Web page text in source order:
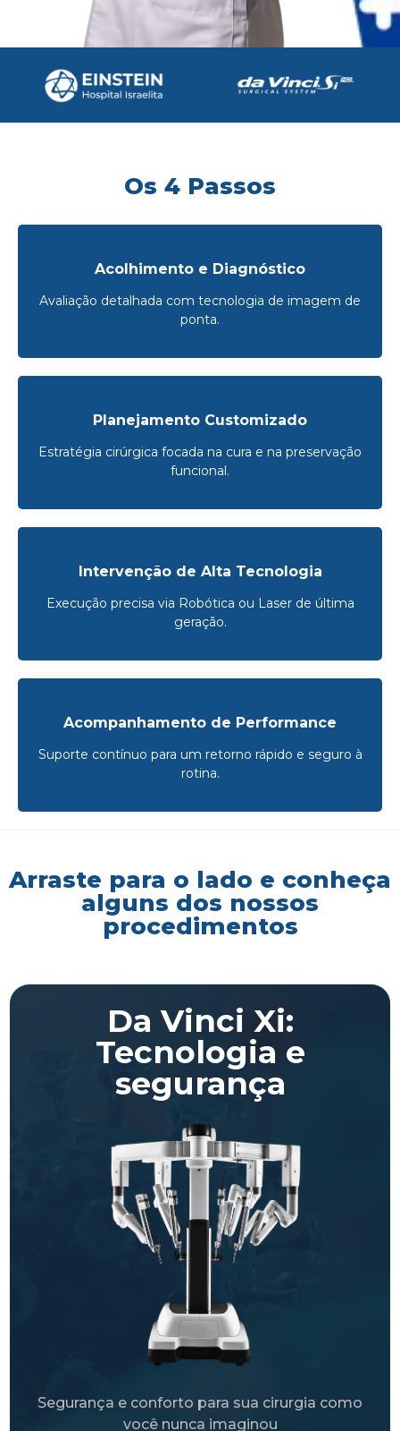
Os 4 Passos
Acolhimento e Diagnóstico
Avaliação detalhada com tecnologia de imagem de
ponta.
Planejamento Customizado
Estratégia cirúrgica focada na cura e na preservação
funcional.
Intervenção de Alta Tecnologia
Execução precisa via Robótica ou Laser de última
geração.
Acompanhamento de Performance
Suporte contínuo para um retorno rápido e seguro à
rotina.
Arraste para o lado e conheça
alguns dos nossos
procedimentos
Da Vinci Xi:
Tecnologia e
segurança
Segurança e conforto para sua cirurgia como
você nunca imaginou